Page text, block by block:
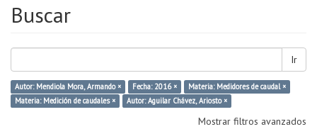
Buscar
Ir
Autor: Mendiola Mora, Armando × Fecha: 2016 ×
Materia: Medidores de caudal ×
Materia: Medición de caudales ×
Autor: Aguilar Chávez, Ariosto ×
Mostrar filtros avanzados